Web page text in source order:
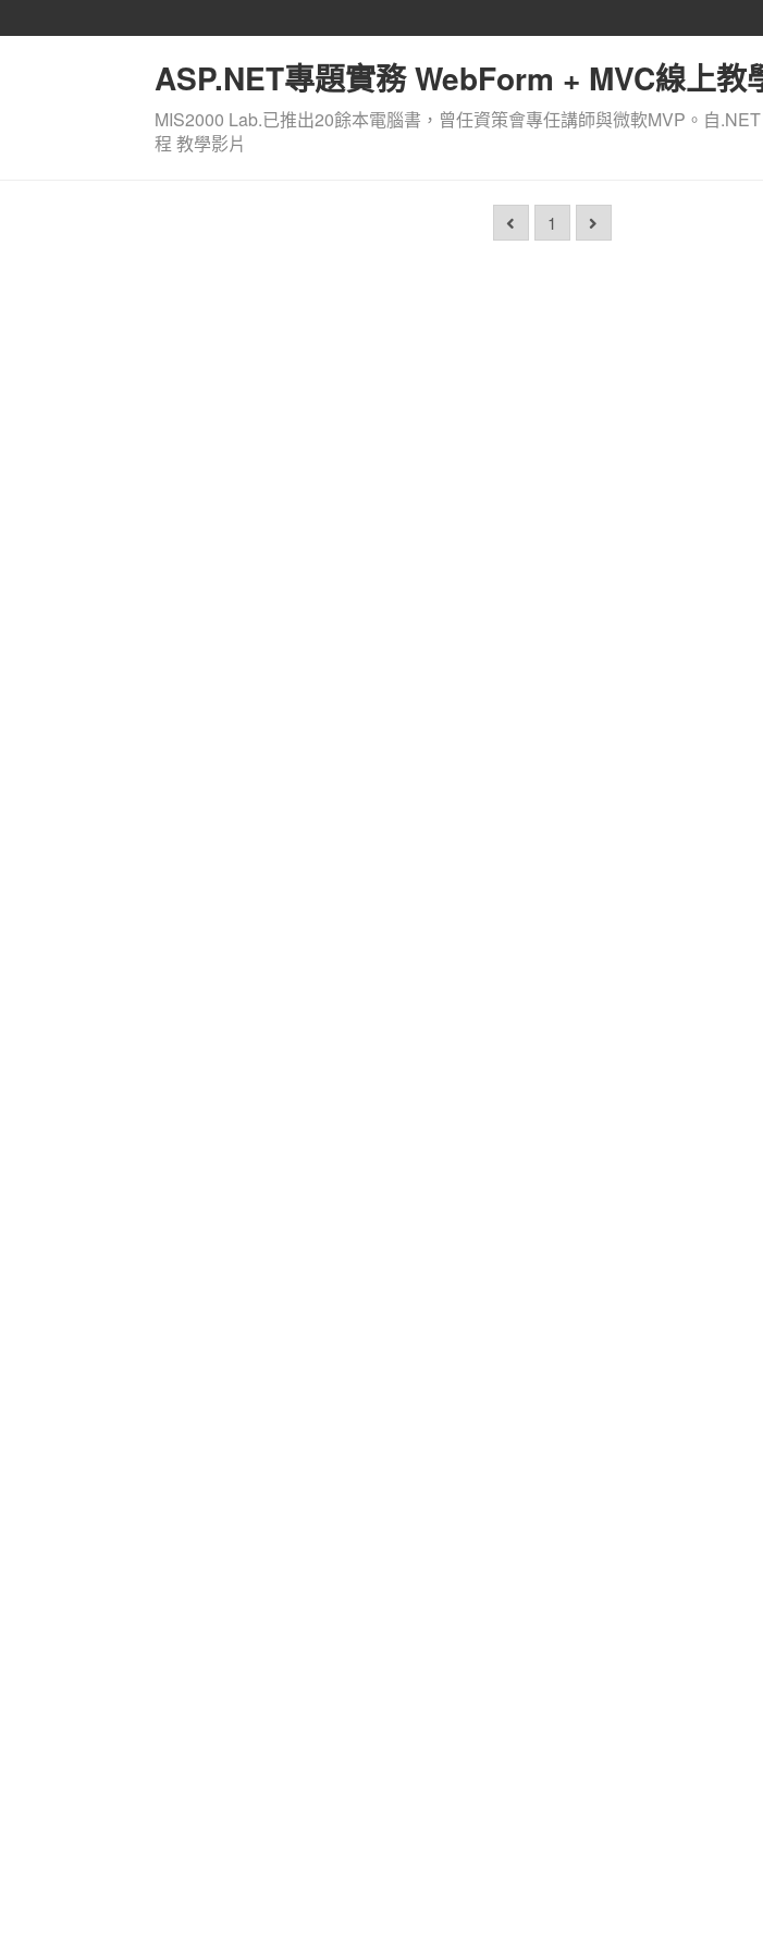
ASP.NET專題實務 WebForm + MVC線上
MIS2000 Lab.已推出20餘本電腦書，曾任資策會專任講師與微軟MVP。自
程 教學影片
1